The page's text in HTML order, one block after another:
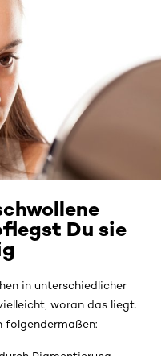
Du sie
in unterschiedlicher
woran das liegt.
folgendermaßen: